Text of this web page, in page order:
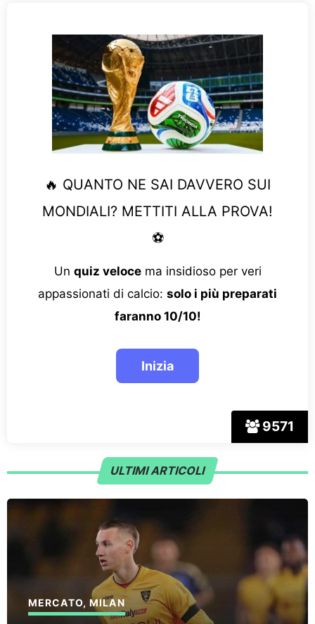
9571
🔥 QUANTO NE SAI DAVVERO SUI
MONDIALI? METTITI ALLA PROVA!
⚽
Un quiz velocema insidioso per veri
appassionati di calcio: solo i più preparati
faranno 10/10!
ULTIMI ARTICOLI
MERCATO,MILAN